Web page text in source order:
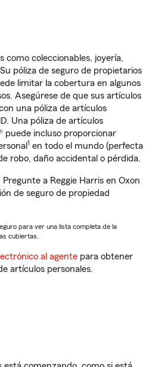
como coleccionables, joyería,
póliza de seguro de propietarios
limitar la cobertura en algunos
Asegúrese de que sus artículos
una póliza de artículos
Una póliza de artículos
puede incluso proporcionar
1 en todo el mundo (perfecta
robo, daño accidental o pérdida.
a Reggie Harris en Oxon
de seguro de propiedad
para ver una lista completa de la
cubiertas.
al agente para obtener
artículos personales.